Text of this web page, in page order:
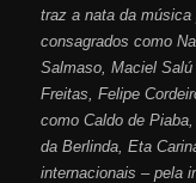
traz a nata da música
consagrados como
Salmaso, Maciel
Freitas, Felipe
como Caldo de
da Berlinda, Eta
internacionais – pela